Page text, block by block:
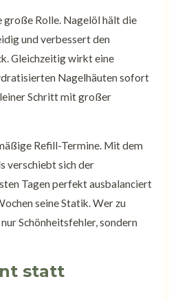
große Rolle. Nagelöl hält die
und verbessert den
Gleichzeitig wirkt eine
Nagelhäuten sofort
Schritt mit großer
Refill-Termine. Mit dem
verschiebt sich der
Tagen perfekt ausbalanciert
seine Statik. Wer zu
Schönheitsfehler, sondern
statt